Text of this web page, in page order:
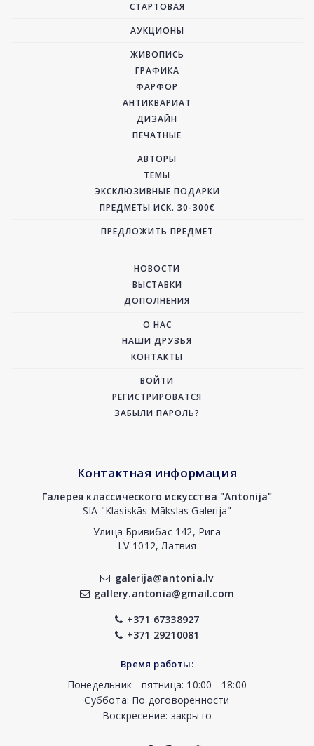
СТАРТОВАЯ
АУКЦИОНЫ
ЖИВОПИСЬ
ГРАФИКА
ФАРФОР
АНТИКВАРИАТ
ДИЗАЙН
ПЕЧАТНЫЕ
АВТОРЫ
ТЕМЫ
ЭКСКЛЮЗИВНЫЕ ПОДАРКИ
ПРЕДМЕТЫ ИСК. 30-300€
ПРЕДЛОЖИТЬ ПРЕДМЕТ
НОВОСТИ
ВЫСТАВКИ
ДОПОЛНЕНИЯ
О НАС
НАШИ ДРУЗЬЯ
КОНТАКТЫ
ВОЙТИ
РЕГИСТРИРОВАТСЯ
ЗАБЫЛИ ПАРОЛЬ?
Контактная информация
Галерея классического искусства "Antonija"
SIA "Klasiskās Mākslas Galerija"
Улица Бривибас 142, Рига
LV-1012, Латвия
galerija@antonia.lv
gallery.antonia@gmail.com
+371 67338927
+371 29210081
Время работы:
Понедельник - пятница: 10:00 - 18:00
Суббота: По договоренности
Воскресение: закрыто